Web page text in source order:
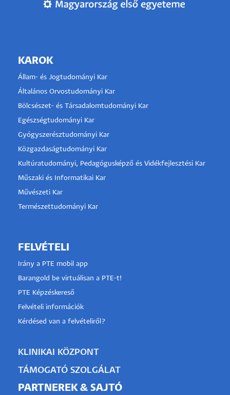
KAROK
Állam- és Jogtudományi Kar
Általános Orvostudományi Kar
Bölcsészet- és Társadalomtudományi Kar
Egészségtudományi Kar
Gyógyszerésztudományi Kar
Közgazdaságtudományi Kar
Kultúratudományi, Pedagógusképző és Vidékfejlesztési Kar
Műszaki és Informatikai Kar
Művészeti Kar
Természettudományi Kar
FELVÉTELI
Irány a PTE mobil app
Barangold be virtuálisan a PTE-t!
PTE Képzéskereső
Felvételi információk
Kérdésed van a felvételiről?
KLINIKAI KÖZPONT
TÁMOGATÓ SZOLGÁLAT
PARTNEREK & SAJTÓ